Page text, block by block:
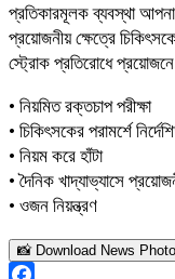
প্রতিকারমূলক ব্যবস্থা
প্রয়োজনীয় ক্ষেত্রে
স্ট্রোক প্রতিরোধে
• নিয়মিত রক্তচাপ পরীক্ষা
• চিকিৎসকের পরামর্শে
• নিয়ম করে হাঁটা
• দৈনিক খাদ্যাভ্যাসে
• ওজন নিয়ন্ত্রণ
📸 Download News